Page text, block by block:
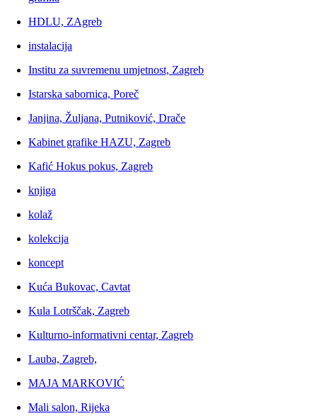
HDLU, ZAgreb
instalacija
Institu za suvremenu umjetnost, Zagreb
Istarska sabornica, Poreč
Janjina, Žuljana, Putniković, Drače
Kabinet grafike HAZU, Zagreb
Kafić Hokus pokus, Zagreb
knjiga
kolaž
kolekcija
koncept
Kuća Bukovac, Cavtat
Kula Lotrščak, Zagreb
Kulturno-informativni centar, Zagreb
Lauba, Zagreb,
MAJA MARKOVIĆ
Mali salon, Rijeka